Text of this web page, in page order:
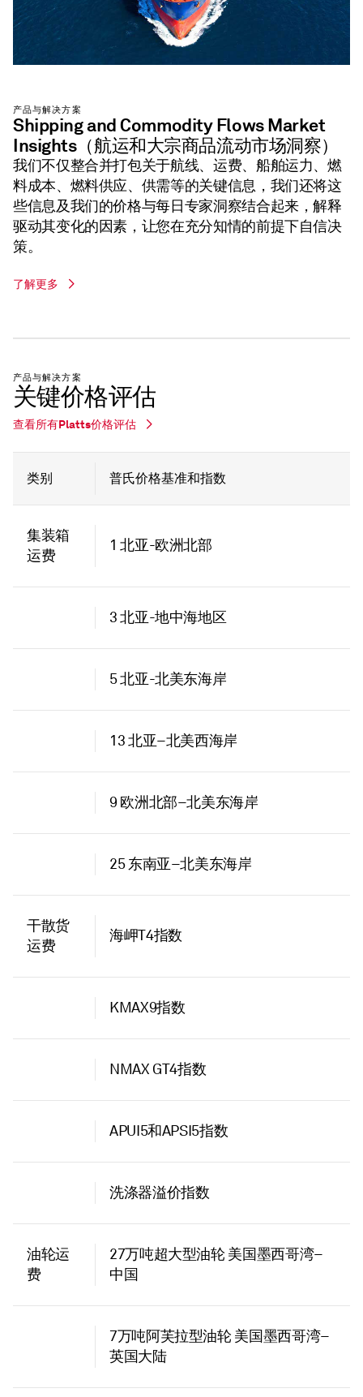
产品与解决方案
Shipping and Commodity Flows Market
Insights（航运和大宗商品流动市场洞察）
我们不仅整合并打包关于航线、运费、船舶运力、燃
料成本、燃料供应、供需等的关键信息，我们还将这
些信息及我们的价格与每日专家洞察结合起来，解释
驱动其变化的因素，让您在充分知情的前提下自信决
策。
了解更多
产品与解决方案
关键价格评估
查看所有Platts价格评估
类别 普氏价格基准和指数
集装箱
运费
1 北亚-欧洲北部
3 北亚-地中海地区
5 北亚-北美东海岸
13 北亚–北美西海岸
9 欧洲北部–北美东海岸
25 东南亚–北美东海岸
干散货
运费
海岬T4指数
KMAX9指数
NMAX GT4指数
APUI5和APSI5指数
洗涤器溢价指数
油轮运
费
27万吨超大型油轮 美国墨西哥湾–
中国
7万吨阿芙拉型油轮 美国墨西哥湾–
英国大陆